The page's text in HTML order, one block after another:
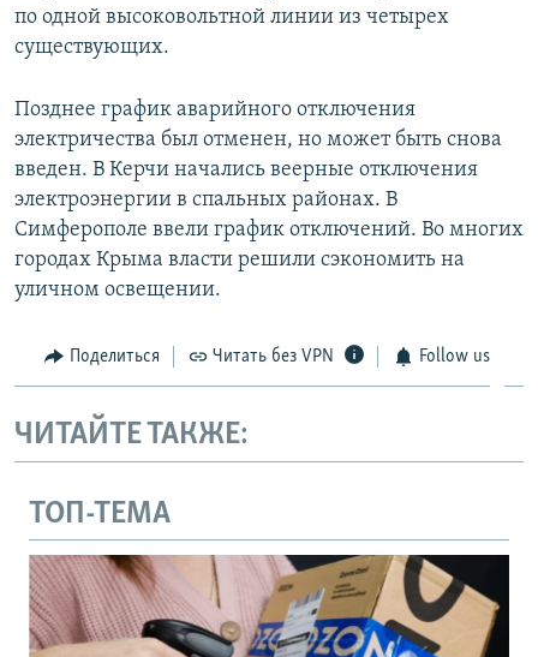
по одной высоковольтной линии из четырех
существующих.
Позднее график аварийного отключения
электричества был отменен, но может быть снова
введен. В Керчи начались веерные отключения
электроэнергии в спальных районах. В
Симферополе ввели график отключений. Во многих
городах Крыма власти решили сэкономить на
уличном освещении.
Поделиться Читать без VPN Follow us
ЧИТАЙТЕ ТАКЖЕ:
ТОП-ТЕМА